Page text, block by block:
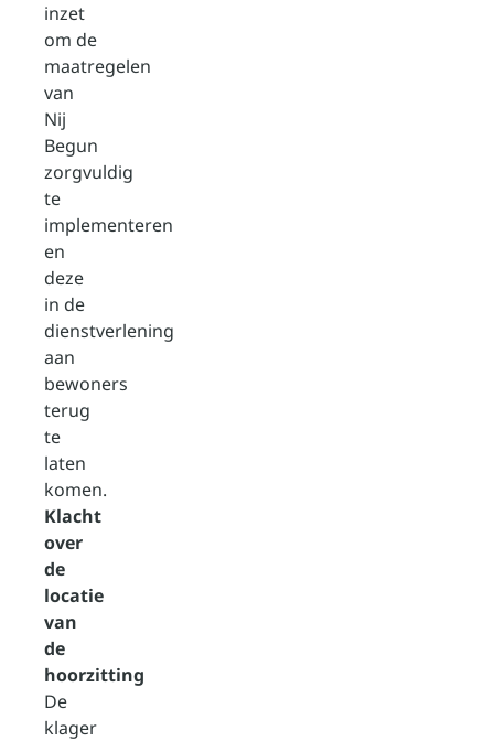
inzet
om de
maatregelen
van
Nij
Begun
zorgvuldig
te
implementeren
en
deze
in de
dienstverlening
aan
bewoners
terug
te
laten
komen.
Klacht
over
de
locatie
van
de
hoorzitting
De
klager